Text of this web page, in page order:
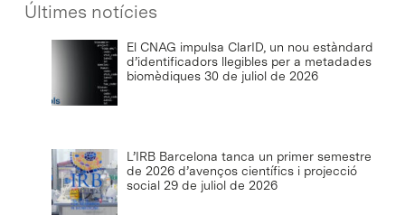
Últimes notícies
El CNAG impulsa ClarID, un nou estàndard
d’identificadors llegibles per a metadades
biomèdiques 30 de juliol de 2026
L’IRB Barcelona tanca un primer semestre
de 2026 d’avenços científics i projecció
social 29 de juliol de 2026